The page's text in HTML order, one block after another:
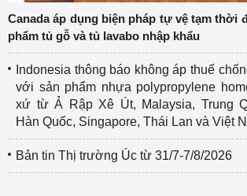
Canada áp dụng biện pháp tự vệ tạm thời
phẩm tủ gỗ và tủ lavabo nhập khẩu
Indonesia thông báo không áp thuế
với sản phẩm nhựa polypropylene
xứ từ Ả Rập Xê Út, Malaysia, Trung
Hàn Quốc, Singapore, Thái Lan và Việt
Bản tin Thị trường Úc từ 31/7-7/8/2026